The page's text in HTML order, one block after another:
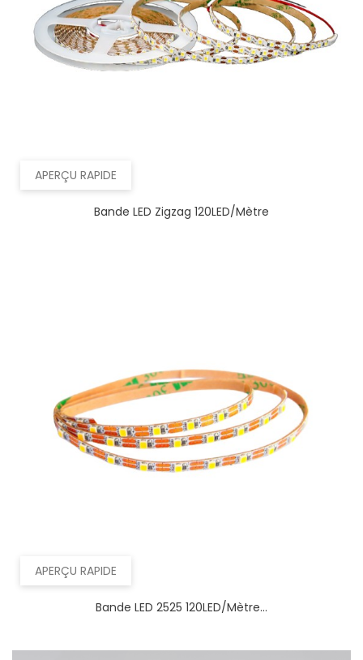
APERÇU RAPIDE
Bande LED Zigzag 120LED/mètre
APERÇU RAPIDE
Bande LED 2525 120LED/mètre...